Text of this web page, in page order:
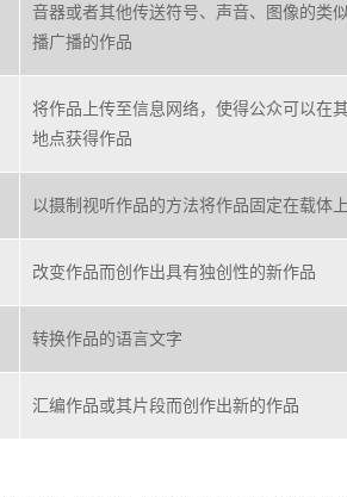
音器或者其他传送符号、声音、图像的类
播广播的作品
将作品上传至信息网络，使得公众可以在
地点获得作品
以摄制视听作品的方法将作品固定在载体上
改变作品而创作出具有独创性的新作品
转换作品的语言文字
汇编作品或其片段而创作出新的作品